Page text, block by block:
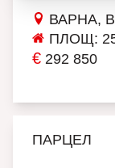
ВАРНА,
ПЛОЩ:
€ 292 850
ПАРЦЕЛ